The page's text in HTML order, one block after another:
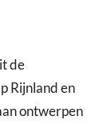
de
Rijnland en
ontwerpen